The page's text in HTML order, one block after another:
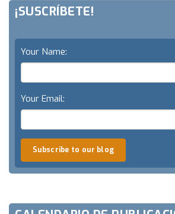
¡SUSCRÍBETE!
Your Name:
Your Email:
Subscribe to our blog